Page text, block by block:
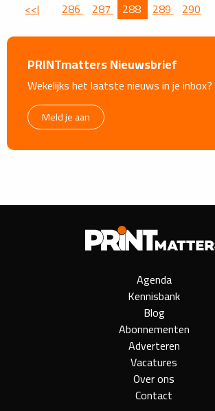
<<| 286 287 288 289 290
PRINTmatters Nieuwsbrief
Wekelijks het laatste nieuws in je inbox?
Meld je aan
Agenda
Kennisbank
Blog
Abonnementen
Adverteren
Vacatures
Over ons
Contact